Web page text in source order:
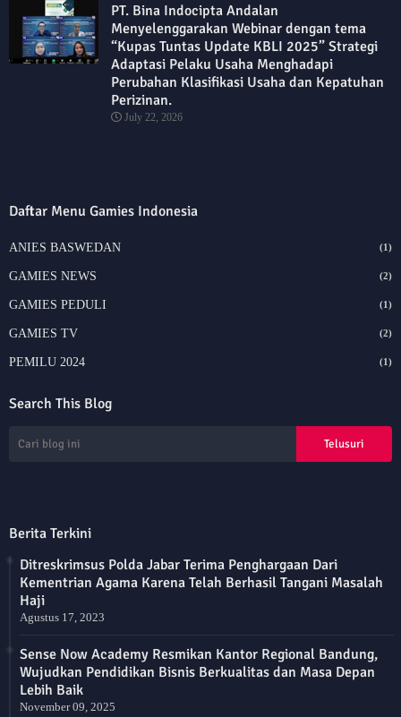
PT. Bina Indocipta Andalan
Menyelenggarakan Webinar dengan tema
“Kupas Tuntas Update KBLI 2025” Strategi
Adaptasi Pelaku Usaha Menghadapi
Perubahan Klasifikasi Usaha dan Kepatuhan
Perizinan.
July 22, 2026
Daftar Menu Gamies Indonesia
ANIES BASWEDAN (1)
GAMIES NEWS (2)
GAMIES PEDULI (1)
GAMIES TV (2)
PEMILU 2024 (1)
Search This Blog
Berita Terkini
Ditreskrimsus Polda Jabar Terima Penghargaan Dari
Kementrian Agama Karena Telah Berhasil Tangani Masalah
Haji
Agustus 17, 2023
Sense Now Academy Resmikan Kantor Regional Bandung,
Wujudkan Pendidikan Bisnis Berkualitas dan Masa Depan
Lebih Baik
November 09, 2025